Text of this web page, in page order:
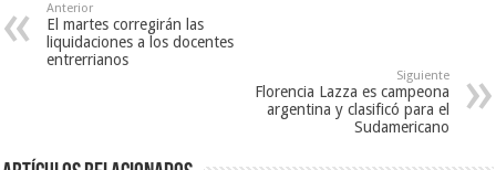
Anterior
El martes corregirán las
liquidaciones a los docentes
entrerrianos
Siguiente
Florencia Lazza es campeona
argentina y clasificó para el
Sudamericano